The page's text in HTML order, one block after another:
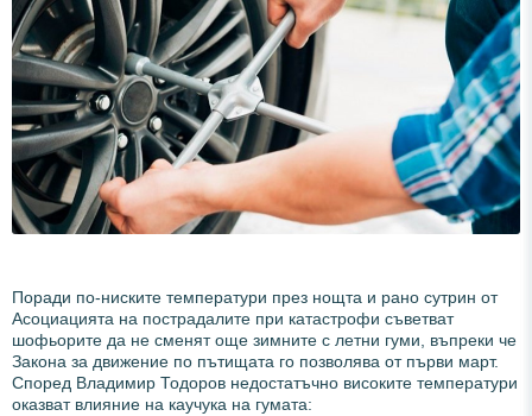
Поради по-ниските температури през нощта и рано сутрин от
Асоциацията на пострадалите при катастрофи съветват
шофьорите да не сменят още зимните с летни гуми, въпреки че
Закона за движение по пътищата го позволява от първи март.
Според Владимир Тодоров недостатъчно високите температури
оказват влияние на каучука на гумата: